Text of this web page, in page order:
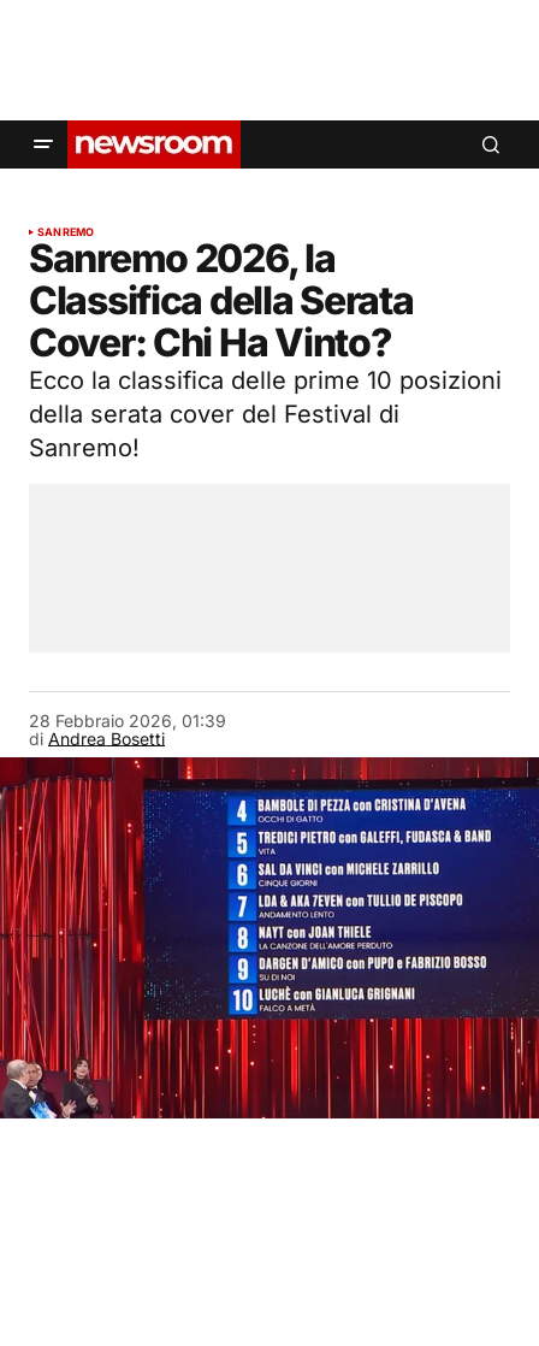
SANREMO
Sanremo 2026, la
Classifica della Serata
Cover: Chi Ha Vinto?
Ecco la classifica delle prime 10 posizioni
della serata cover del Festival di
Sanremo!
di Andrea Bosetti
28 Febbraio 2026, 01:39